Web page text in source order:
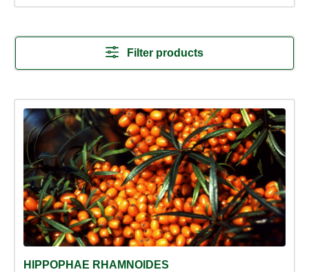
Filter products
HIPPOPHAE RHAMNOIDES